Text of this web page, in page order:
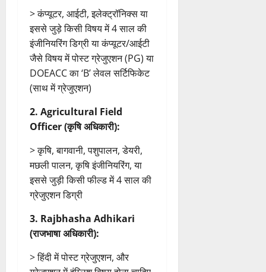
> कंप्यूटर, आईटी, इलेक्ट्रॉनिक्स या
इससे जुड़े किसी विषय में 4 साल की
इंजीनियरिंग डिग्री या कंप्यूटर/आईटी
जैसे विषय में पोस्ट ग्रेजुएशन (PG) या
DOEACC का ‘B’ लेवल सर्टिफिकेट
(साथ में ग्रेजुएशन)
2. Agricultural Field
Officer (कृषि अधिकारी):
> कृषि, बागवानी, पशुपालन, डेयरी,
मछली पालन, कृषि इंजीनियरिंग, या
इससे जुड़ी किसी फील्ड में 4 साल की
ग्रेजुएशन डिग्री
3. Rajbhasha Adhikari
(राजभाषा अधिकारी):
> हिंदी में पोस्ट ग्रेजुएशन, और